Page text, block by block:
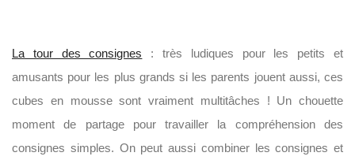
La tour des consignes : très ludiques pour les petits et
amusants pour les plus grands si les parents jouent aussi, ces
cubes en mousse sont vraiment multitâches ! Un chouette
moment de partage pour travailler la compréhension des
consignes simples. On peut aussi combiner les consignes et